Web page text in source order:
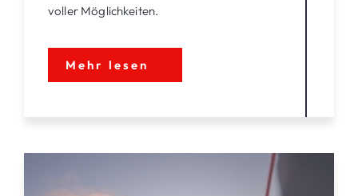
voller Möglichkeiten.
Mehr lesen